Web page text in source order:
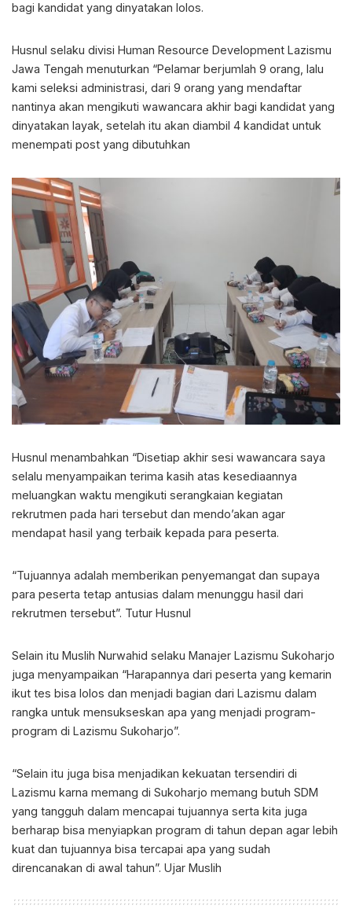
bagi kandidat yang dinyatakan lolos.
Husnul selaku divisi Human Resource Development Lazismu
Jawa Tengah menuturkan “Pelamar berjumlah 9 orang, lalu
kami seleksi administrasi, dari 9 orang yang mendaftar
nantinya akan mengikuti wawancara akhir bagi kandidat yang
dinyatakan layak, setelah itu akan diambil 4 kandidat untuk
menempati post yang dibutuhkan
Husnul menambahkan “Disetiap akhir sesi wawancara saya
selalu menyampaikan terima kasih atas kesediaannya
meluangkan waktu mengikuti serangkaian kegiatan
rekrutmen pada hari tersebut dan mendo’akan agar
mendapat hasil yang terbaik kepada para peserta.
“Tujuannya adalah memberikan penyemangat dan supaya
para peserta tetap antusias dalam menunggu hasil dari
rekrutmen tersebut”. Tutur Husnul
Selain itu Muslih Nurwahid selaku Manajer Lazismu Sukoharjo
juga menyampaikan “Harapannya dari peserta yang kemarin
ikut tes bisa lolos dan menjadi bagian dari Lazismu dalam
rangka untuk mensukseskan apa yang menjadi program-
program di Lazismu Sukoharjo”.
“Selain itu juga bisa menjadikan kekuatan tersendiri di
Lazismu karna memang di Sukoharjo memang butuh SDM
yang tangguh dalam mencapai tujuannya serta kita juga
berharap bisa menyiapkan program di tahun depan agar lebih
kuat dan tujuannya bisa tercapai apa yang sudah
direncanakan di awal tahun”. Ujar Muslih